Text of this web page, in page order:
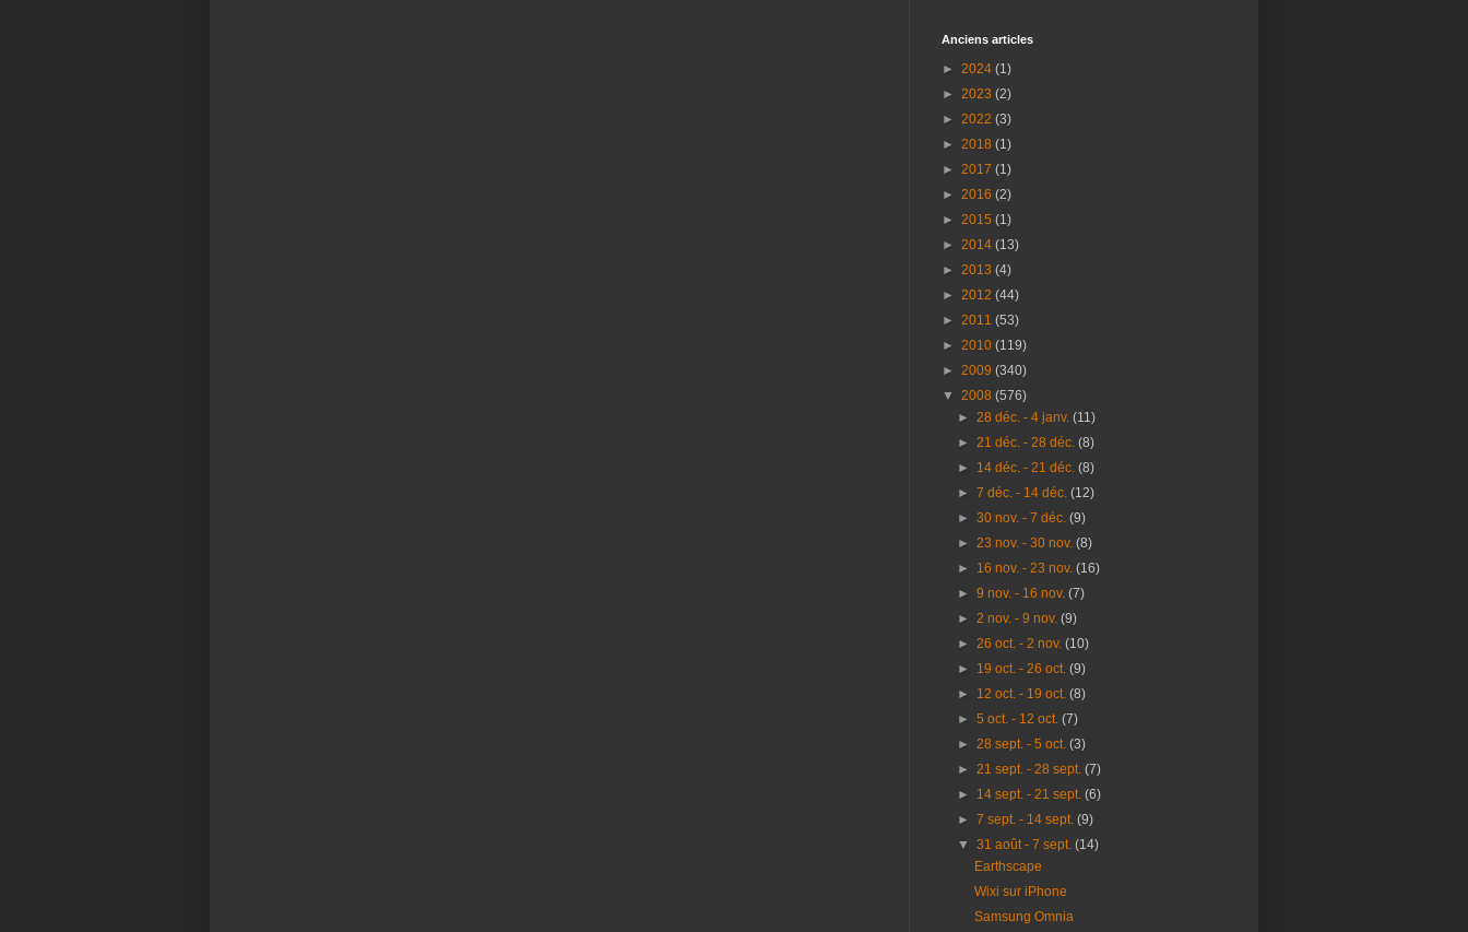
Anciens articles
► 2024 (1)
► 2023 (2)
► 2022 (3)
► 2018 (1)
► 2017 (1)
► 2016 (2)
► 2015 (1)
► 2014 (13)
► 2013 (4)
► 2012 (44)
► 2011 (53)
► 2010 (119)
► 2009 (340)
▼ 2008 (576)
►28 déc. - 4 janv.(11)
►21 déc. - 28 déc.(8)
► 14 déc. - 21 déc.(8)
►7 déc. - 14 déc.(12)
►30 nov. - 7 déc.(9)
►23 nov. - 30 nov.(8)
► 16 nov. - 23 nov.(16)
►9 nov. - 16 nov.(7)
►2 nov. - 9 nov.(9)
►26 oct. - 2 nov.(10)
► 19 oct. - 26 oct.(9)
► 12 oct. - 19 oct.(8)
►5 oct. - 12 oct.(7)
►28 sept. - 5 oct.(3)
►21 sept. - 28 sept.(7)
► 14 sept. - 21 sept.(6)
►7 sept. - 14 sept.(9)
▼31 août - 7 sept.(14)
Earthscape
Wixi sur iPhone
Samsung Omnia